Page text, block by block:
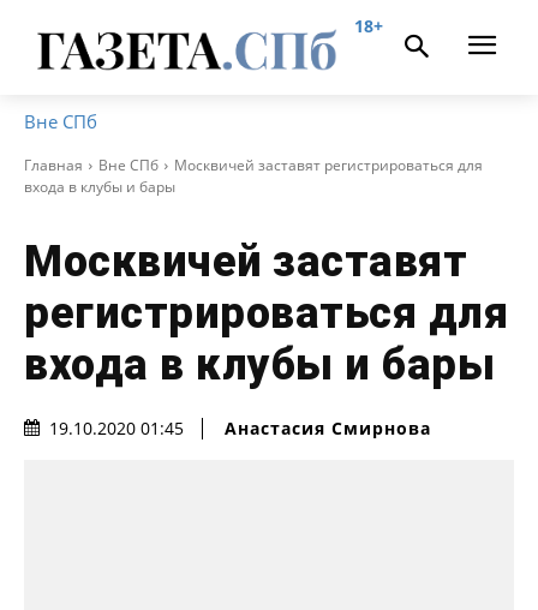
18+
Вне СПб
Главная Вне СПб
Москвичей заставят регистрироваться для
входа в клубы и бары
Москвичей заставят
регистрироваться для
входа в клубы и бары
19.10.2020 01:45 Анастасия Смирнова